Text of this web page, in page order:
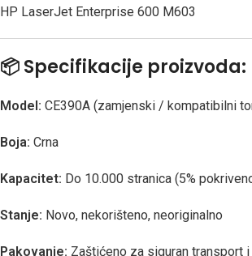
HP LaserJet Enterprise 600 M603
📦Specifikacije proizvoda:
Model: CE390A (zamjenski / kompatibilni
Boja: Crna
Kapacitet: Do 10.000 stranica (5%
Stanje: Novo, nekorišteno, neoriginalno
Pakovanje: Zaštićeno za siguran transport